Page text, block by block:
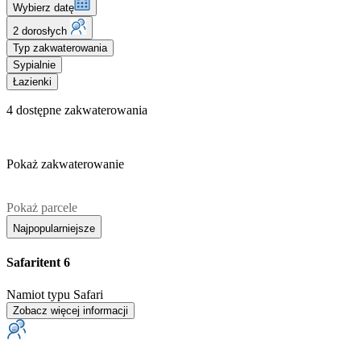
Wybierz datę
2 dorosłych
Typ zakwaterowania
Sypialnie
Łazienki
4 dostępne zakwaterowania
Pokaż zakwaterowanie
Pokaż parcele
Najpopularniejsze
Safaritent 6
Namiot typu Safari
Zobacz więcej informacji